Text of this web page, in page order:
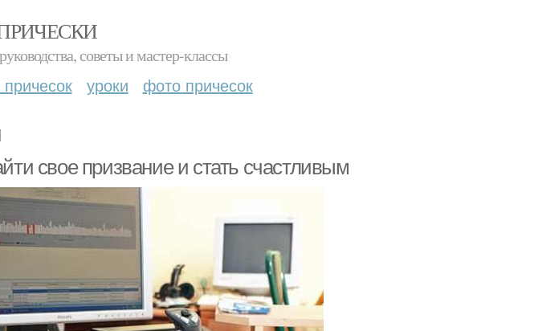
советы и мастер-классы
уроки фото причесок
свое призвание и стать счастливым